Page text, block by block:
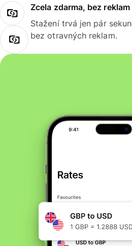
Zcela zdarma, bez reklam
Stažení trvá jen pár
bez otravných reklam.